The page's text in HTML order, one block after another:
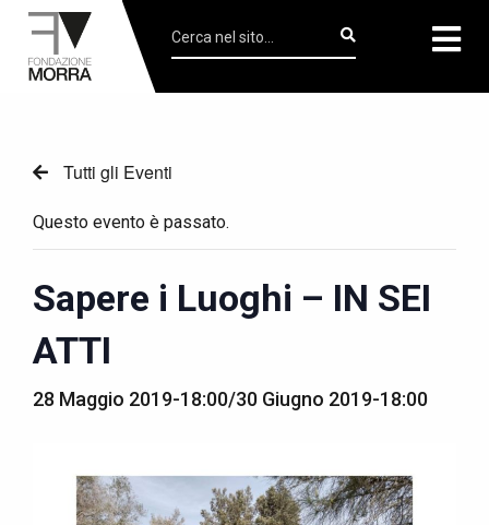
Tutti gli Eventi
Questo evento è passato.
Sapere i Luoghi – IN SEI
ATTI
28 Maggio 2019-18:00/30 Giugno 2019-18:00